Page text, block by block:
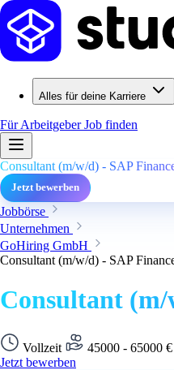
Alles für deine Karriere
Für ArbeitgeberJob finden
Consultant (m/w/d) - SAP
Jetzt bewerben
Jobbörse
Unternehmen
GoHiring GmbH
Consultant (m/w/d) - SAP
Consultant
Vollzeit 45000 - 65000
Jetzt bewerben